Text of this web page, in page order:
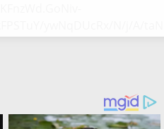
ywNqDUcRx/N/j/A/